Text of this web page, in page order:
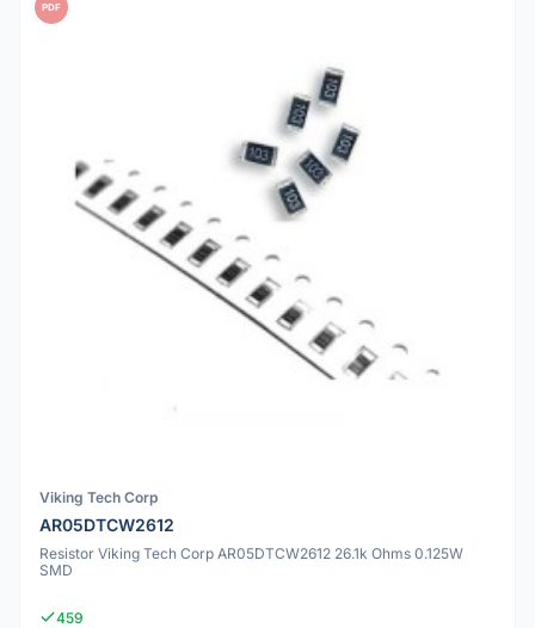
PDF
Viking Tech Corp
AR05DTCW2612
Resistor Viking Tech Corp AR05DTCW2612 26.1k Ohms 0.125W
SMD
459